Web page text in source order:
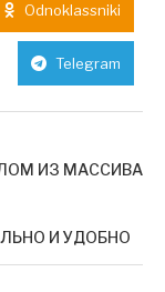
Odnoklassniki
Telegram
ИЗ МАССИВА
И УДОБНО